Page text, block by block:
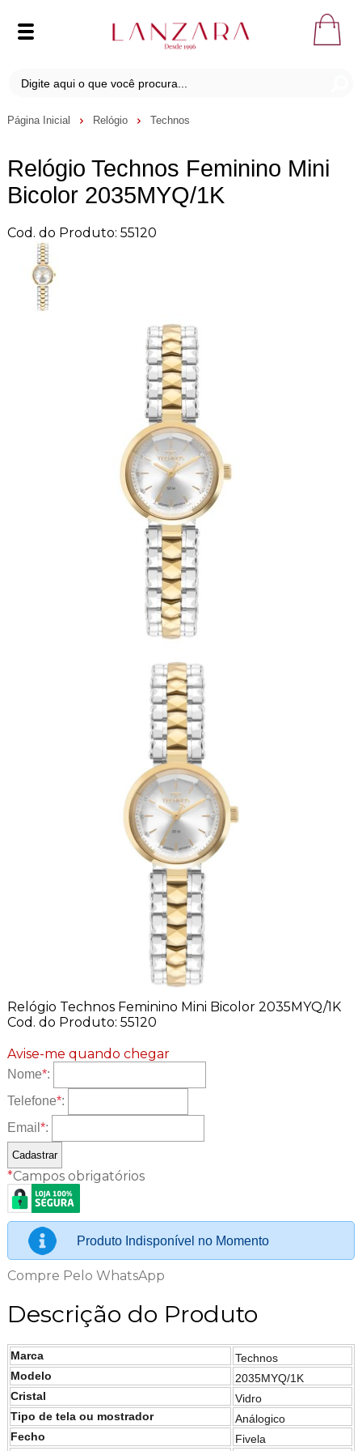
Página Inicial Relógio Technos
Relógio Technos Feminino Mini
Bicolor 2035MYQ/1K
Cod. do Produto: 55120
Relógio Technos Feminino Mini Bicolor 2035MYQ/1K
Cod. do Produto: 55120
Avise-me quando chegar
Nome*:
Telefone*:
Email *:
*Campos obrigatórios
Produto Indisponível no Momento
Compre Pelo WhatsApp
Descrição do Produto
Marca
Technos
Modelo
2035MYQ/1K
Cristal
Vidro
Tipo de tela ou mostrador
Análogico
Fecho
Fivela